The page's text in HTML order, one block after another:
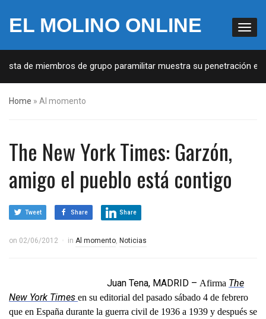
EL MOLINO ONLINE
de miembros de grupo paramilitar muestra su penetración en la
Home » Al momento
The New York Times: Garzón,
amigo el pueblo está contigo
Tweet Share Share
on 02/06/2012 in Al momento, Noticias
Juan Tena, MADRID – Afirma The
New York Times en su editorial del pasado sábado 4 de febrero
que en España durante la guerra civil de 1936 a 1939 y después se